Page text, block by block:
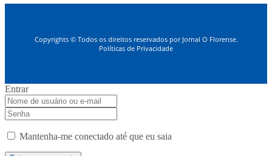
Copyrights © Todos os direitos reservados por Jornal O Florense.
Políticas de Privacidade
Entrar
Mantenha-me conectado até que eu saia